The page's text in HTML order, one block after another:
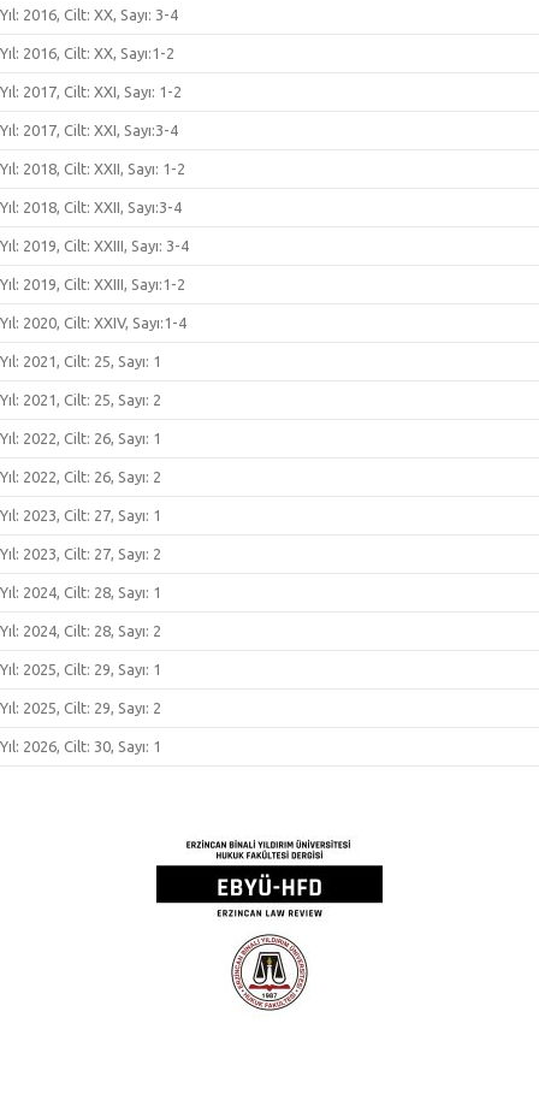
Yıl: 2016, Cilt: XX, Sayı: 3-4
Yıl: 2016, Cilt: XX, Sayı:1-2
Yıl: 2017, Cilt: XXI, Sayı: 1-2
Yıl: 2017, Cilt: XXI, Sayı:3-4
Yıl: 2018, Cilt: XXII, Sayı: 1-2
Yıl: 2018, Cilt: XXII, Sayı:3-4
Yıl: 2019, Cilt: XXIII, Sayı: 3-4
Yıl: 2019, Cilt: XXIII, Sayı:1-2
Yıl: 2020, Cilt: XXIV, Sayı:1-4
Yıl: 2021, Cilt: 25, Sayı: 1
Yıl: 2021, Cilt: 25, Sayı: 2
Yıl: 2022, Cilt: 26, Sayı: 1
Yıl: 2022, Cilt: 26, Sayı: 2
Yıl: 2023, Cilt: 27, Sayı: 1
Yıl: 2023, Cilt: 27, Sayı: 2
Yıl: 2024, Cilt: 28, Sayı: 1
Yıl: 2024, Cilt: 28, Sayı: 2
Yıl: 2025, Cilt: 29, Sayı: 1
Yıl: 2025, Cilt: 29, Sayı: 2
Yıl: 2026, Cilt: 30, Sayı: 1